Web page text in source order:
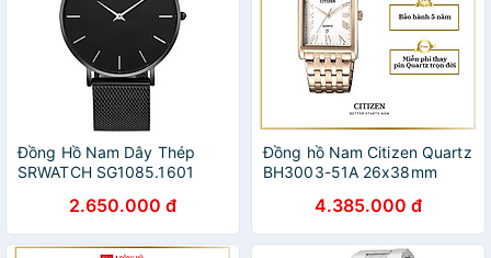
Đồng Hồ Nam Dây Thép
SRWATCH SG1085.1601
2.650.000 đ
Đồng hồ Nam Citizen Quartz
BH3003-51A 26x38mm
4.385.000 đ